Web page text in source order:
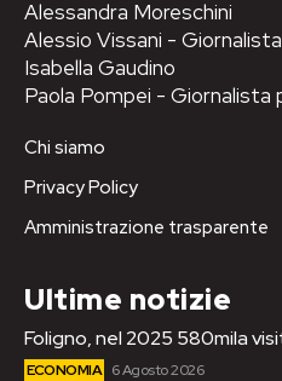
Alessandra Moreschini
Alessio Vissani -
Isabella Gaudino
Paola Pompei - Giornalista
Chi siamo
Privacy Policy
Amministrazione trasparente
Ultime notizie
Foligno, nel 2025 580mila
ECONOMIA 6 Agosto 2026